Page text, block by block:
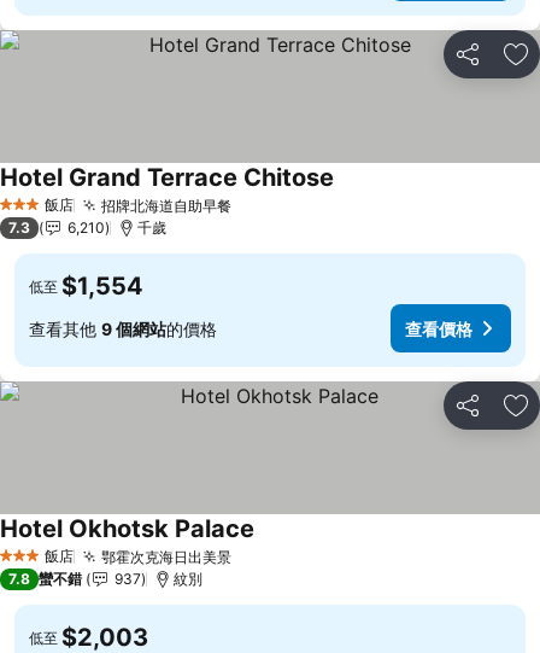
分享 加
3 星級 飯店 招牌北海道自助早餐查看價格
Hotel Grand Terrace Chitose
7.3 6,210 千歲
低至 $1,554
查看其他 9 個網站的價格 查看價格
分享 加
3 星級 飯店 鄂霍次克海日出美景查看價格
Hotel Okhotsk Palace
7.8 蠻不錯 937 紋別
低至 $2,003